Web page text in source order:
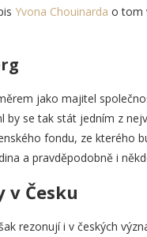
Yvona Chouinarda o tom
jako majitel
by se tak stát jedním z
fondu, ze kterého
a pravděpodobně i
v Česku
rezonují i v českých